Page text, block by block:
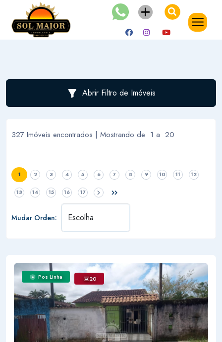
Abrir Filtro de Imóveis
327 Imóveis encontrados | Mostrando de 1 a 20
1 2 3 4 5 6 7 8 9 10 11 12
13 14 15 16 17
Mudar Orden:
Pos Linha 20